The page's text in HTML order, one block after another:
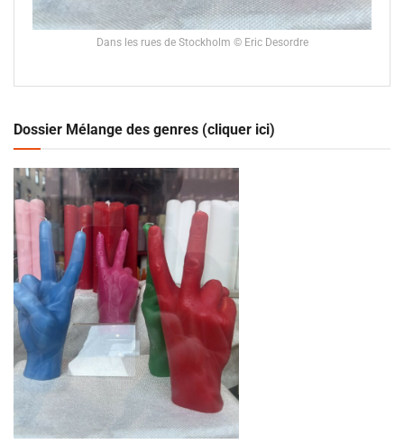
Dans les rues de Stockholm © Eric Desordre
Dossier Mélange des genres (cliquer ici)